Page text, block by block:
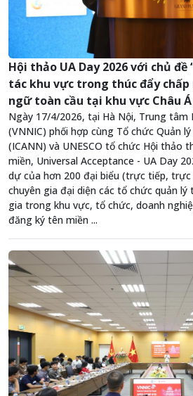
Hội thảo UA Day 2026 với chủ
tác khu vực trong thúc đẩy
ngữ toàn cầu tại khu vực Châu
Ngày 17/4/2026, tại Hà Nội, Trung
(VNNIC) phối hợp cùng Tổ chức Quản
(ICANN) và UNESCO tổ chức Hội thảo
miền, Universal Acceptance - UA Day
dự của hơn 200 đại biểu (trực tiếp, trực
chuyên gia đại diện các tổ chức quản
gia trong khu vực, tổ chức, doanh
đăng ký tên miền ...